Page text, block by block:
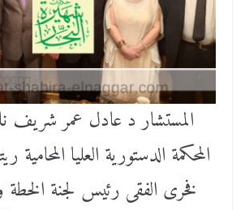
المستشار د عادل عمر شريف
المحكمة الدستورية العليا المحامية
فخرى الفقى رئيس لجنة الخطة و